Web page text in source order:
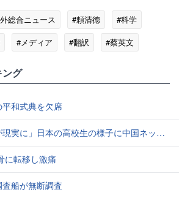
総合ニュース #頼清徳
#科学
#メディア #翻訳
#蔡英文
グ
和式典を欠席
日本の高校生の様子に中国ネット「青春」「うらやましい」
に転移し激痛
船が無断調査